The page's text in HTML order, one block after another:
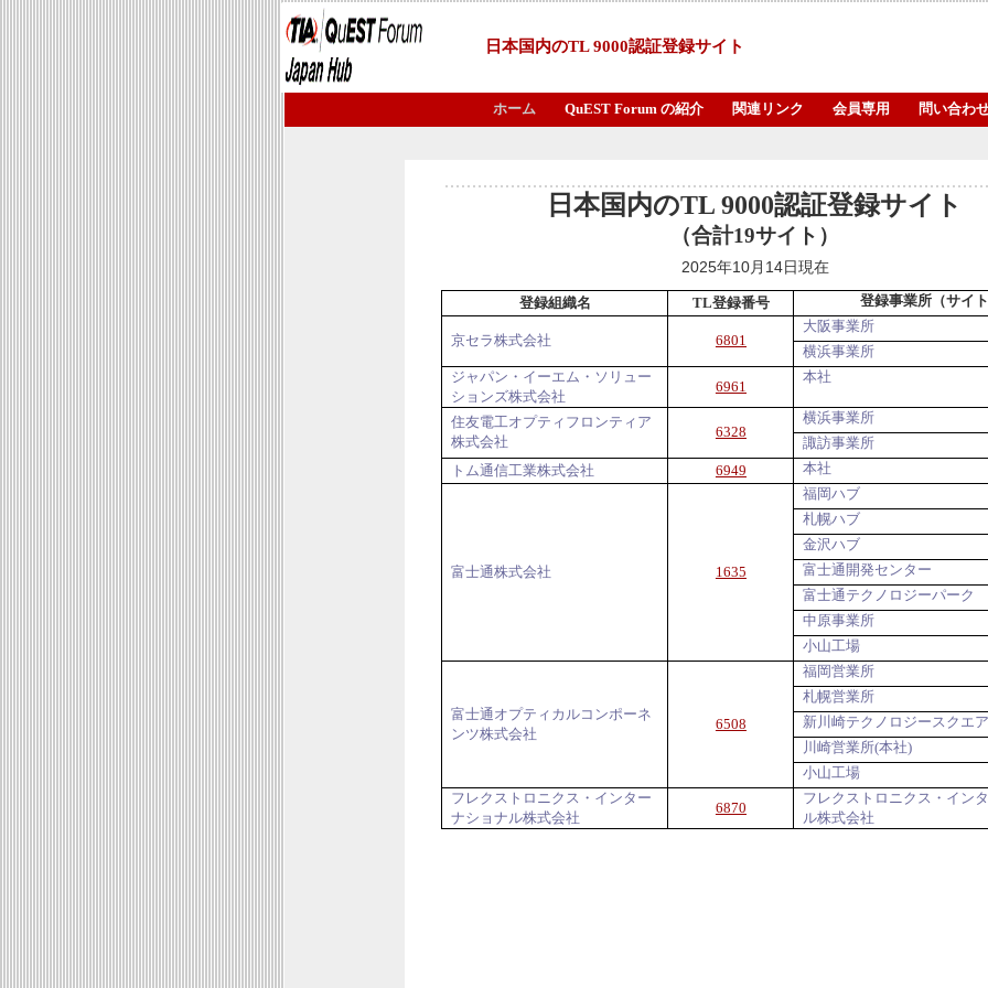
日本国内のTL 9000認証登録サイト
ホーム QuEST Forum の紹介 関連リンク 会員専用 問い合わ
日本国内のTL 9000認証登録サイト
（合計19サイト）
2025年10月 14日現在
登録組織名 TL登録番号 登録事業所（サイ
京セラ株式会社 6801
大阪事業所
横浜事業所
ジャパン・イーエム・ソリュー
ションズ株式会社
6961
本社
住友電工オプティフロンティア
株式会社
6328
横浜事業所
諏訪事業所
トム通信工業株式会社
6949 本社
富士通株式会社 1635
福岡ハブ
札幌ハブ
金沢ハブ
富士通開発センター
富士通テクノロジーパーク
中原事業所
小山工場
富士通オプティカルコンポーネ
ンツ株式会社
6508
福岡営業所
札幌営業所
新川崎テクノロジースクエア
川崎営業所(本社)
小山工場
フレクストロニクス・インター
ナショナル株式会社
6870
フレクストロニクス・イン
ル株式会社